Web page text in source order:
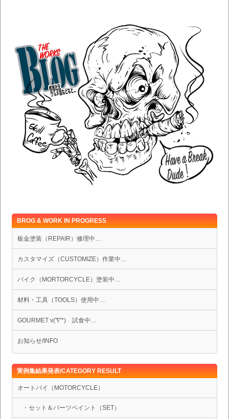
BROG & WORK IN PROGRESS
板金塗装（REPAIR）修理中…
カスタマイズ（CUSTOMIZE）作業中…
バイク（MORTORCYCLE）塗装中…
材料・工具（TOOLS）使用中…
GOURMET v('∇'*) 試食中…
お知らせ/INFO
実例集結果発表/CATEGORY RESULT
オートバイ（MOTORCYCLE）
・セット＆パーツペイント（SET）